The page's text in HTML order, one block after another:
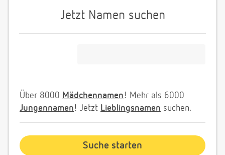
Jetzt Namen suchen
Über 8000 Mädchennamen! Mehr als 6000
Jungennamen! Jetzt Lieblingsnamen suchen.